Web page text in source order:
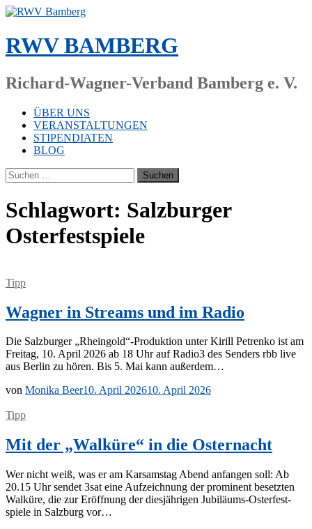
Zum
springen
RWV BAMBERG
Richard-Wagner-Verband Bamberg e. V.
ÜBER UNS
VERANSTALTUNGEN
STIPENDIATEN
BLOG
Suchen
nach:
Schlagwort: Salzburger
Osterfestspiele
Tipp
Wagner in Streams und im Radio
Die Salz­bur­ger „Rheingold“-Produktion un­ter Ki­rill Pe­tren­ko ist am
Frei­tag, 10. April 2026 ab 18 Uhr auf Radio3 des Sen­ders rbb live
aus Ber­lin zu hö­ren. Bis 5. Mai kann außerdem…
von Monika Beer10. April 202610. April 2026
Tipp
Mit der „Walküre“ in die Osternacht
Wer nicht weiß, was er am Kar­sams­tag Abend an­fan­gen soll: Ab
20.15 Uhr sen­det 3sat eine Auf­zeich­nung der pro­mi­nent be­setz­ten
Wal­kü­re, die zur Er­öff­nung der dies­jäh­ri­gen Ju­­bi­lä­ums-Os­­ter­­fes­t­­
spie­­le in Salz­burg vor…